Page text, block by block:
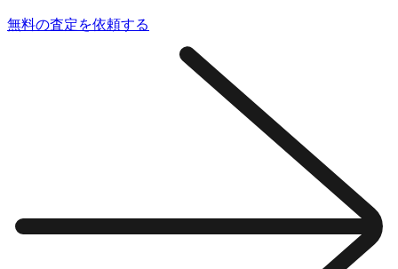
無料の査定を依頼する